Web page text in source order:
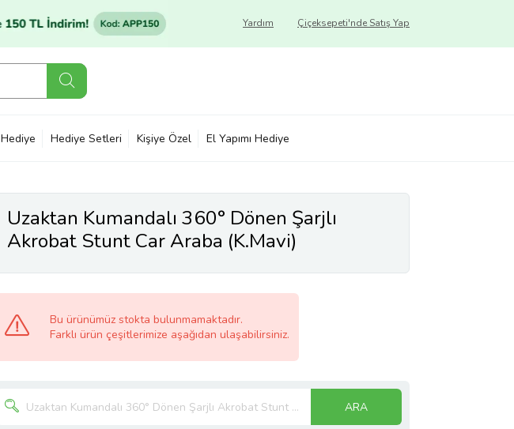
Çiçeksepeti'nde Satış Yap
Yardım
Hediye Hediye Setleri Kişiye Özel El Yapımı Hediye
Uzaktan Kumandalı 360° Dönen Şarjlı
Akrobat Stunt Car Araba (K.Mavi)
Bu ürünümüz stokta bulunmamaktadır.
Farklı ürün çeşitlerimize aşağıdan ulaşabilirsiniz.
ARA